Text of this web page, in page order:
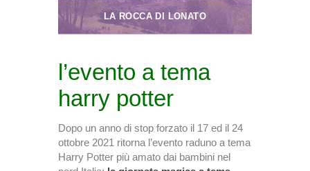
LA ROCCA DI LONATO
l’evento a tema
harry potter
Dopo un anno di stop forzato il 17 ed il 24
ottobre 2021 ritorna l’evento raduno a tema
Harry Potter più amato dai bambini nel